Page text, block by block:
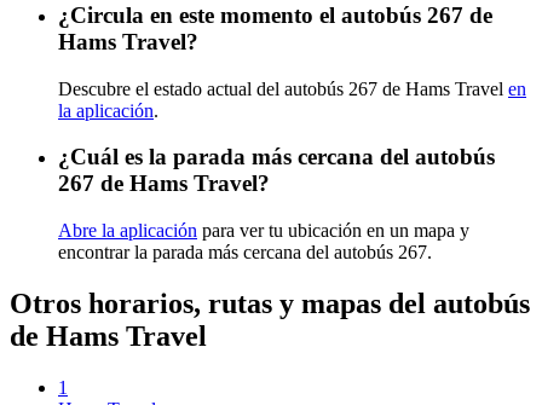
¿Circula en este momento el autobús 267 de
Hams Travel?
Descubre el estado actual del autobús 267 de Hams Travel en
la aplicación.
¿Cuál es la parada más cercana del autobús
267 de Hams Travel?
Abre la aplicación para ver tu ubicación en un mapa y
encontrar la parada más cercana del autobús 267.
Otros horarios, rutas y mapas del autobús
de Hams Travel
1